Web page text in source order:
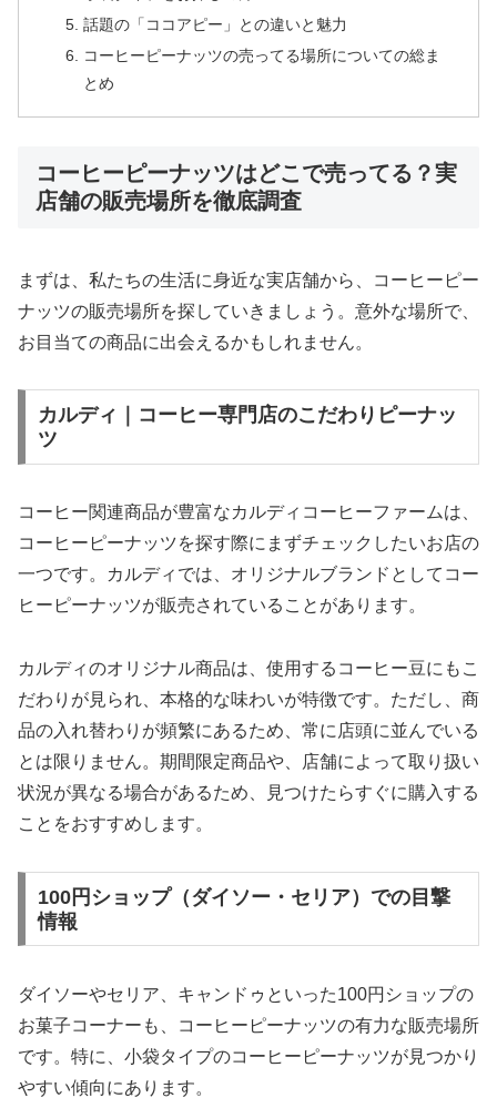
話題の「ココアピー」との違いと魅力
コーヒーピーナッツの売ってる場所についての総ま
とめ
コーヒーピーナッツはどこで売ってる？実
店舗の販売場所を徹底調査
まずは、私たちの生活に身近な実店舗から、コーヒーピー
ナッツの販売場所を探していきましょう。意外な場所で、
お目当ての商品に出会えるかもしれません。
カルディ｜コーヒー専門店のこだわりピーナッ
ツ
コーヒー関連商品が豊富なカルディコーヒーファームは、
コーヒーピーナッツを探す際にまずチェックしたいお店の
一つです。カルディでは、オリジナルブランドとしてコー
ヒーピーナッツが販売されていることがあります。
カルディのオリジナル商品は、使用するコーヒー豆にもこ
だわりが見られ、本格的な味わいが特徴です。ただし、商
品の入れ替わりが頻繁にあるため、常に店頭に並んでいる
とは限りません。期間限定商品や、店舗によって取り扱い
状況が異なる場合があるため、見つけたらすぐに購入する
ことをおすすめします。
100円ショップ（ダイソー・セリア）での目撃
情報
ダイソーやセリア、キャンドゥといった100円ショップの
お菓子コーナーも、コーヒーピーナッツの有力な販売場所
です。特に、小袋タイプのコーヒーピーナッツが見つかり
やすい傾向にあります。